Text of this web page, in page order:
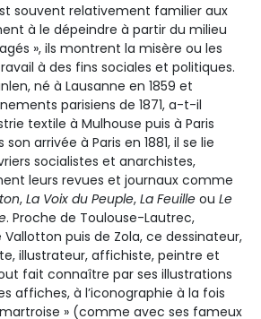
souvent relativement familier aux
à le dépeindre à partir du milieu
», ils montrent la misère ou les
à des fins sociales et politiques.
né à Lausanne en 1859 et
parisiens de 1871, a-t-il
textile à Mulhouse puis à Paris
arrivée à Paris en 1881, il se lie
socialistes et anarchistes,
leurs revues et journaux comme
, La Voix du Peuple, La Feuille ou Le
. Proche de Toulouse-Lautrec,
Vallotton puis de Zola, ce dessinateur,
illustrateur, affichiste, peintre et
fait connaître par ses illustrations
affiches, à l’iconographie à la fois
» (comme avec ses fameux